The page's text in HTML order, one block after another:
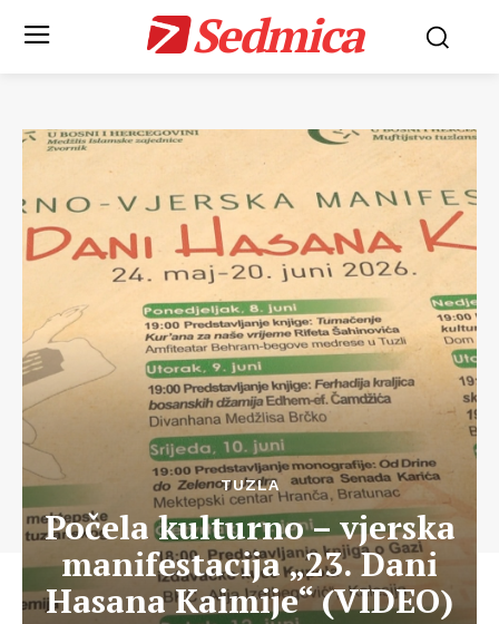
Sedmica
TUZLA
Počela kulturno – vjerska
manifestacija „23. Dani
Hasana Kaimije“ (VIDEO)